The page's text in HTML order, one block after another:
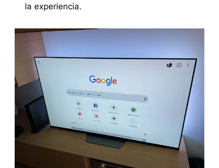
la experiencia.